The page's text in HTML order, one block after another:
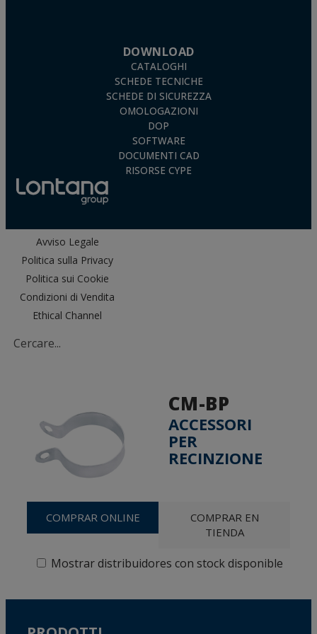
DOWNLOAD
CATALOGHI
SCHEDE TECNICHE
SCHEDE DI SICUREZZA
OMOLOGAZIONI
DOP
SOFTWARE
DOCUMENTI CAD
RISORSE CYPE
Avviso Legale
Politica sulla Privacy
Politica sui Cookie
Condizioni di Vendita
Ethical Channel
CM-BP
ACCESSORI
PER
RECINZIONE
COMPRAR ONLINE
COMPRAR EN
TIENDA
Mostrar distribuidores con stock disponible